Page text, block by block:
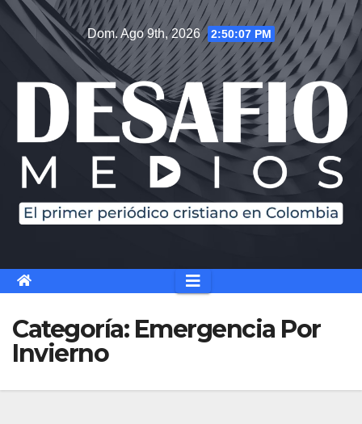
Saltar
contenido
Dom. Ago 9th, 2026 2:50:07 PM
Categoría: Emergencia Por
Invierno